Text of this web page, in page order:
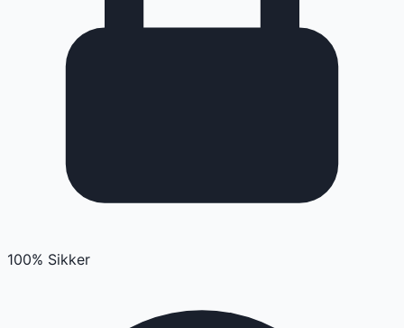
100% Sikker